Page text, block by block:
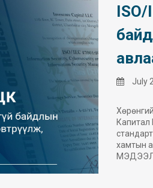
ISO/
July
Капитал
хамтын